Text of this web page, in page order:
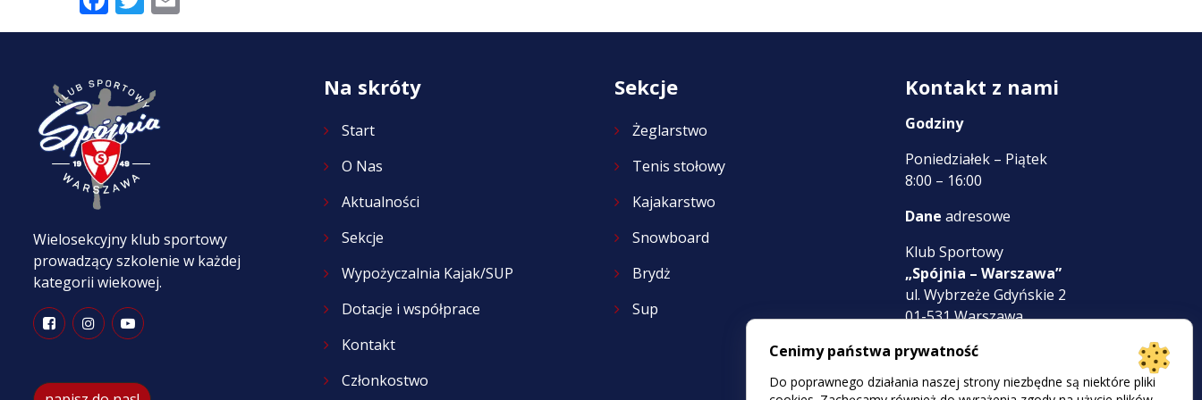
Cenimy państwa prywatność
Do poprawnego działania naszej strony niezbędne są niektóre pliki
Wielosekcyjny klub sportowy
prowadzący szkolenie w każdej
kategorii wiekowej.
Na skróty
Start
O Nas
Aktualności
Sekcje
Wypożyczalnia Kajak/SUP
Dotacje i współprace
Kontakt
Członkostwo
Sekcje
Żeglarstwo
Tenis stołowy
Kajakarstwo
Snowboard
Brydż
Sup
Kontakt z nami
Godziny
Poniedziałek – Piątek
8:00 – 16:00
Dane adresowe
Klub Sportowy
„Spójnia – Warszawa”
ul. Wybrzeże Gdyńskie 2
01-531 Warszawa
NIP: 118 00 26 561
KRS 0000058316